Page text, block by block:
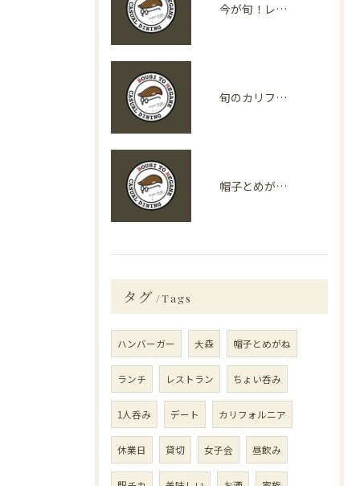
今が旬！レストランで味わえる旬の食材
旬のカリフォルニア野菜が光る！「カリフォルニア料理」の魅力とは？
帽子とめがねが春におすすめする旬の食材４選
タグ Tags
ハンバーガー 大森 帽子とめがね
ランチ レストラン ちょい呑み
1人呑み デート カリフォルニア
休業日 貸切 女子会 昼飲み